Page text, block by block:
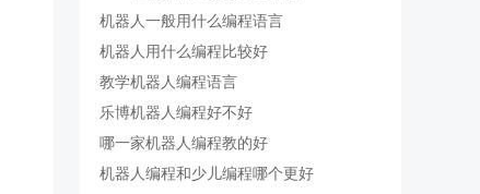
机器人一般用什么编程语言
机器人用什么编程比较好
教学机器人编程语言
乐博机器人编程好不好
哪一家机器人编程教的好
机器人编程和少儿编程哪个更好